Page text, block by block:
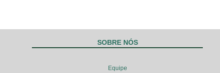
SOBRE NÓS
Equipe